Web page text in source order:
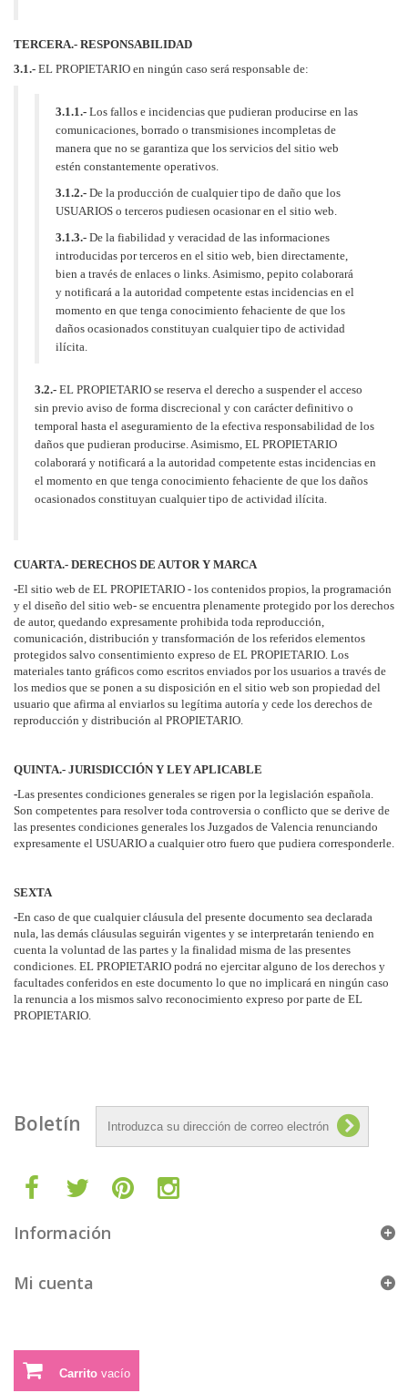
Carrito vacío
TERCERA.- RESPONSABILIDAD
3.1.- EL PROPIETARIO en ningún caso será responsable de:
3.1.1.- Los fallos e incidencias que pudieran producirse en las
comunicaciones, borrado o transmisiones incompletas de
manera que no se garantiza que los servicios del sitio web
estén constantemente operativos.
3.1.2.- De la producción de cualquier tipo de daño que los
USUARIOS o terceros pudiesen ocasionar en el sitio web.
3.1.3.- De la fiabilidad y veracidad de las informaciones
introducidas por terceros en el sitio web, bien directamente,
bien a través de enlaces o links. Asimismo, pepito colaborará
y notificará a la autoridad competente estas incidencias en el
momento en que tenga conocimiento fehaciente de que los
daños ocasionados constituyan cualquier tipo de actividad
ilícita.
3.2.- EL PROPIETARIO se reserva el derecho a suspender el acceso
sin previo aviso de forma discrecional y con carácter definitivo o
temporal hasta el aseguramiento de la efectiva responsabilidad de los
daños que pudieran producirse. Asimismo, EL PROPIETARIO
colaborará y notificará a la autoridad competente estas incidencias en
el momento en que tenga conocimiento fehaciente de que los daños
ocasionados constituyan cualquier tipo de actividad ilícita.
CUARTA.- DERECHOS DE AUTOR Y MARCA
-El sitio web de EL PROPIETARIO - los contenidos propios, la programación
y el diseño del sitio web- se encuentra plenamente protegido por los derechos
de autor, quedando expresamente prohibida toda reproducción,
comunicación, distribución y transformación de los referidos elementos
protegidos salvo consentimiento expreso de EL PROPIETARIO. Los
materiales tanto gráficos como escritos enviados por los usuarios a través de
los medios que se ponen a su disposición en el sitio web son propiedad del
usuario que afirma al enviarlos su legítima autoría y cede los derechos de
reproducción y distribución al PROPIETARIO.
QUINTA.- JURISDICCIÓN Y LEY APLICABLE
-Las presentes condiciones generales se rigen por la legislación española.
Son competentes para resolver toda controversia o conflicto que se derive de
las presentes condiciones generales los Juzgados de Valencia renunciando
expresamente el USUARIO a cualquier otro fuero que pudiera corresponderle.
SEXTA
-En caso de que cualquier cláusula del presente documento sea declarada
nula, las demás cláusulas seguirán vigentes y se interpretarán teniendo en
cuenta la voluntad de las partes y la finalidad misma de las presentes
condiciones. EL PROPIETARIO podrá no ejercitar alguno de los derechos y
facultades conferidos en este documento lo que no implicará en ningún caso
la renuncia a los mismos salvo reconocimiento expreso por parte de EL
PROPIETARIO.
Boletín
Información
Mi cuenta